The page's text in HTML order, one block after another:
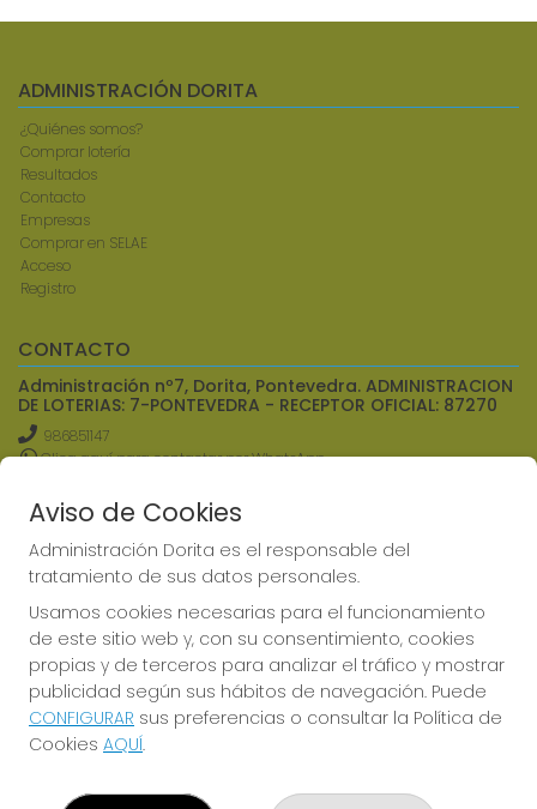
ADMINISTRACIÓN DORITA
¿Quiénes somos?
Comprar lotería
Resultados
Contacto
Empresas
Comprar en SELAE
Acceso
Registro
CONTACTO
Administración nº7, Dorita, Pontevedra. ADMINISTRACION
DE LOTERIAS: 7-PONTEVEDRA - RECEPTOR OFICIAL: 87270
986851147
Clica aquí para contactar por WhatsApp
info@administraciondorita.es
Pontevedra, 36001
(Pontevedra) España
LEGAL
Telesuerte
Aviso Legal
Política de Privacidad
Política de Cookies
Aviso de Cookies
Administración Dorita es el responsable del
tratamiento de sus datos personales.
Usamos cookies necesarias para el funcionamiento
de este sitio web y, con su consentimiento, cookies
propias y de terceros para analizar el tráfico y mostrar
publicidad según sus hábitos de navegación. Puede
CONFIGURAR sus preferencias o consultar la Política de
Cookies AQUÍ.